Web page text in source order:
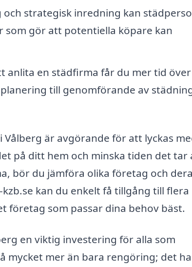
och strategisk inredning kan
som gör att potentiella köpare kan
anlita en städfirma får du mer tid
till genomförande av
är avgörande för att lyckas
på ditt hem och minska tiden det tar
bör du jämföra olika företag och
kan du enkelt få tillgång till flera
företag som passar dina behov bäst.
en viktig investering för alla som
mycket mer än bara rengöring; det